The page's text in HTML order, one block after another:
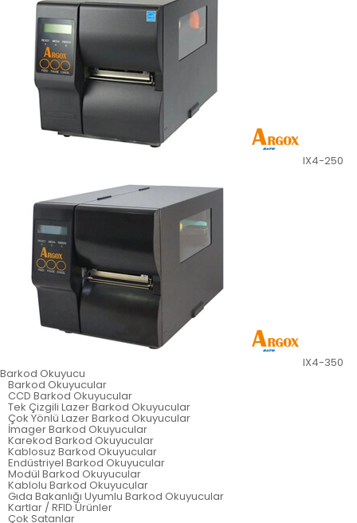
IX4-250
IX4-350
Barkod Okuyucu
Barkod Okuyucular
CCD Barkod Okuyucular
Tek Çizgili Lazer Barkod Okuyucular
Çok Yönlü Lazer Barkod Okuyucular
İmager Barkod Okuyucular
Karekod Barkod Okuyucular
Kablosuz Barkod Okuyucular
Endüstriyel Barkod Okuyucular
Modül Barkod Okuyucular
Kablolu Barkod Okuyucular
Gıda Bakanlığı Uyumlu Barkod Okuyucular
Kartlar / RFID Ürünler
Çok Satanlar